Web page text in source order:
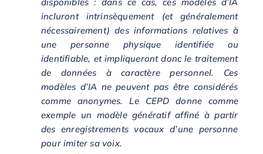
incluront intrinsèquement (et généralement
nécessairement) des informations relatives à
une personne physique identifiée ou
identifiable, et impliqueront donc le traitement
de données à caractère personnel. Ces
modèles d’IA ne peuvent pas être considérés
comme anonymes. Le CEPD donne comme
exemple un modèle génératif affiné à partir
des enregistrements vocaux d’une personne
pour imiter sa voix.